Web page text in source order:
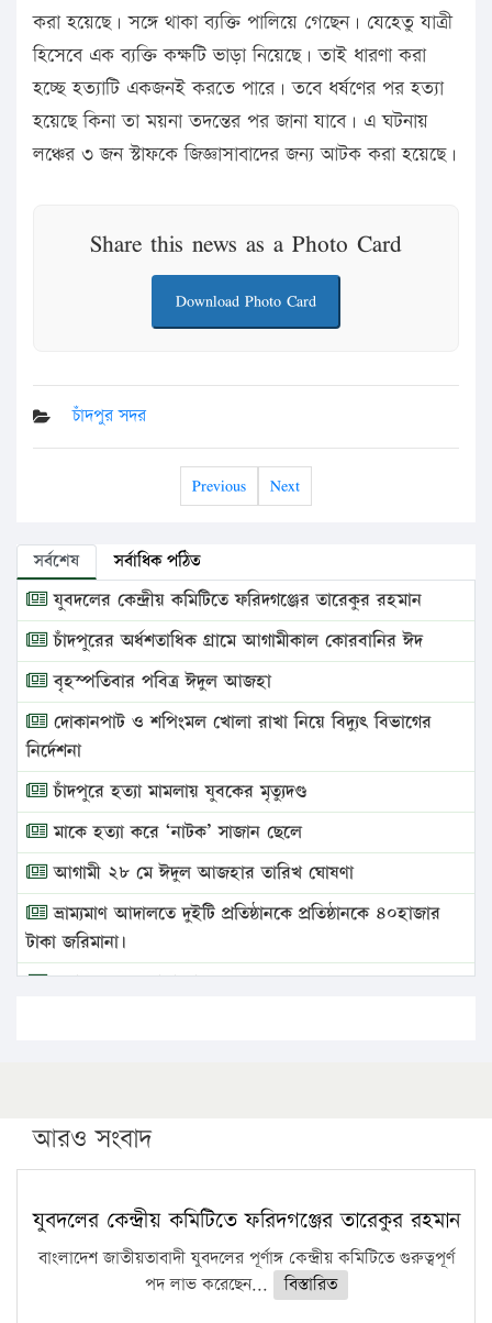
করা হয়েছে। সঙ্গে থাকা ব্যক্তি পালিয়ে গেছেন। যেহেতু যাত্রী
হিসেবে এক ব্যক্তি কক্ষটি ভাড়া নিয়েছে। তাই ধারণা করা
হচ্ছে হত্যাটি একজনই করতে পারে। তবে ধর্ষণের পর হত্যা
হয়েছে কিনা তা ময়না তদন্তের পর জানা যাবে। এ ঘটনায়
লঞ্চের ৩ জন স্টাফকে জিজ্ঞাসাবাদের জন্য আটক করা হয়েছে।
Share this news as a Photo Card
Download Photo Card
চাঁদপুর সদর
Previous Next
সর্বশেষ সর্বাধিক পঠিত
যুবদলের কেন্দ্রীয় কমিটিতে ফরিদগঞ্জের তারেকুর রহমান
চাঁদপুরের অর্ধশতাধিক গ্রামে আগামীকাল কোরবানির ঈদ
বৃহস্পতিবার পবিত্র ঈদুল আজহা
দোকানপাট ও শপিংমল খোলা রাখা নিয়ে বিদ্যুৎ বিভাগের
নির্দেশনা
চাঁদপুরে হত্যা মামলায় যুবকের মৃত্যুদণ্ড
মাকে হত্যা করে ‘নাটক’ সাজান ছেলে
আগামী ২৮ মে ঈদুল আজহার তারিখ ঘোষণা
ভ্রাম্যমাণ আদালতে দুইটি প্রতিষ্ঠানকে প্রতিষ্ঠানকে ৪০হাজার
টাকা জরিমানা।
এবার লঞ্চের ভাড়া বাড়ল
পিএইচডি করছেন কুয়েটের কৃতি…
সারা দেশে বজ্রাঘাতে ১৪ জনের প্রাণহানি
কঠোর হচ্ছে এসএসসি ও এইচএসসি পরীক্ষা
ফরিদগঞ্জে আগুনে পুড়লো ৬ ব্যবসা প্রতিষ্ঠান
আরও সংবাদ
যুবদলের কেন্দ্রীয় কমিটিতে ফরিদগঞ্জের তারেকুর রহমান
বাংলাদেশ জাতীয়তাবাদী যুবদলের পূর্ণাঙ্গ কেন্দ্রীয় কমিটিতে গুরুত্বপূর্ণ
পদ লাভ করেছেন...
বিস্তারিত